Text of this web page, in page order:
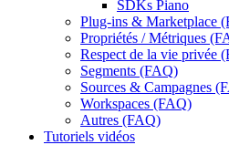
SDKs Piano
Plug-ins & Marketplace
Propriétés / Métriques
Respect de la vie privée
Segments (FAQ)
Sources & Campagnes
Workspaces (FAQ)
Autres (FAQ)
Tutoriels vidéos